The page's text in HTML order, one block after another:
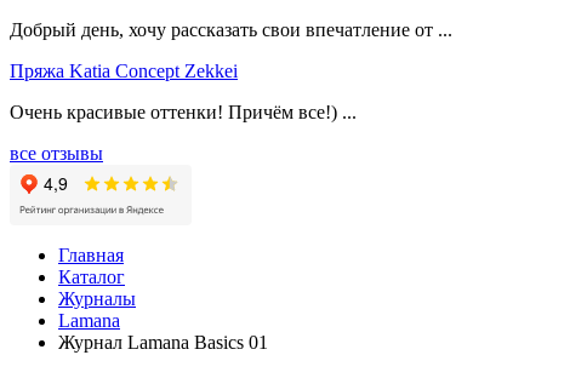
Добрый день, хочу рассказать свои впечатление от ...
Пряжа Katia Concept Zekkei
Очень красивые оттенки! Причём все!) ...
все отзывы
Главная
Каталог
Журналы
Lamana
Журнал Lamana Basics 01